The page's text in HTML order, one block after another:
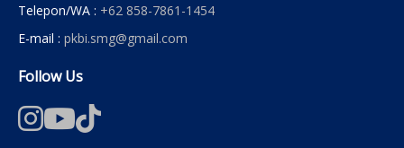
Telepon/WA : +62 858-7861-1454
E-mail : pkbi.smg@gmail.com
Follow Us